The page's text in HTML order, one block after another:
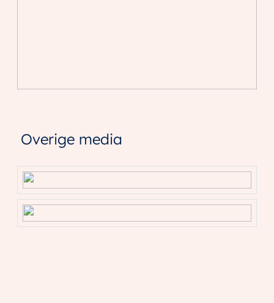
Overige media